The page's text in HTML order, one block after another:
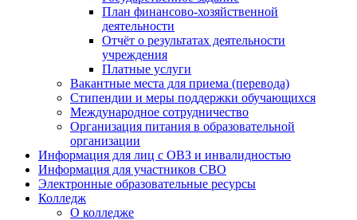
План финансово-хозяйственной
деятельности
Отчёт о результатах деятельности
учреждения
Платные услуги
Вакантные места для приема (перевода)
Стипендии и меры поддержки обучающихся
Международное сотрудничество
Организация питания в образовательной
организации
Информация для лиц с ОВЗ и инвалидностью
Информация для участников СВО
Электронные образовательные ресурсы
Колледж
О колледже